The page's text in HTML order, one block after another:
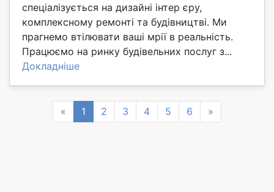
спеціалізується на дизайні інтер єру,
комплексному ремонті та будівництві. Ми
прагнемо втілювати ваші мрії в реальність.
Працюємо на ринку будівельних послуг з...
Докладніше
« Previous
1 2 3 4 5 6 »